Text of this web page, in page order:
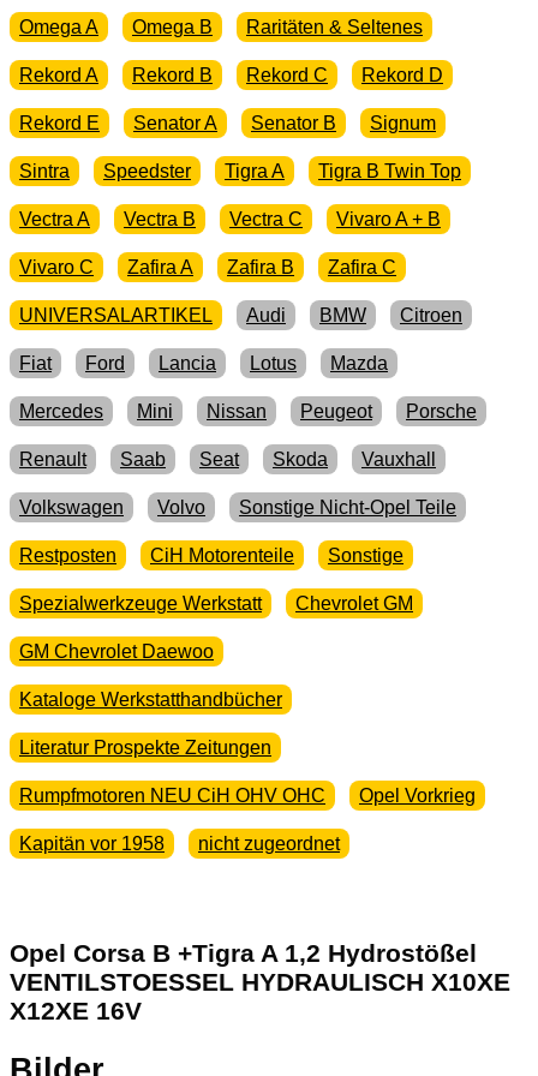
Omega A Omega B Raritäten & Seltenes
Rekord A Rekord B Rekord C Rekord D
Rekord E Senator A Senator B Signum
Sintra Speedster Tigra A Tigra B Twin Top
Vectra A Vectra B Vectra C Vivaro A + B
Vivaro C Zafira A Zafira B Zafira C
UNIVERSALARTIKEL Audi BMW Citroen
Fiat Ford Lancia Lotus Mazda
Mercedes Mini Nissan Peugeot Porsche
Renault Saab Seat Skoda Vauxhall
Volkswagen Volvo Sonstige Nicht-Opel Teile
Restposten CiH Motorenteile Sonstige
Spezialwerkzeuge Werkstatt Chevrolet GM
GM Chevrolet Daewoo
Kataloge Werkstatthandbücher
Literatur Prospekte Zeitungen
Rumpfmotoren NEU CiH OHV OHC Opel Vorkrieg
Kapitän vor 1958 nicht zugeordnet
Opel Corsa B +Tigra A 1,2 Hydrostößel
VENTILSTOESSEL HYDRAULISCH X10XE
X12XE 16V